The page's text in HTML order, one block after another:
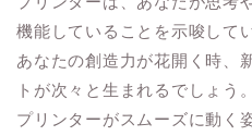
機能していることを示唆して
あなたの創造力が花開く時、
トが次々と生まれるでしょう。
プリンターがスムーズに動く